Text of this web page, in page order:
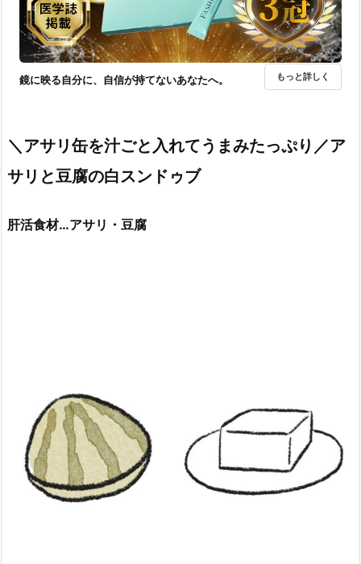
鏡に映る自分に、自信が持てないあなたへ。 もっと詳しく
＼アサリ缶を汁ごと入れてうまみたっぷり／ア
サリと豆腐の白スンドゥブ
肝活食材…アサリ・豆腐